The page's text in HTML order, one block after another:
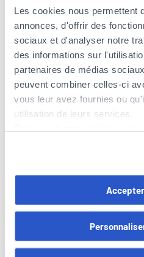
Les cookies nous permettent
annonces, d'offrir des
sociaux et d'analyser notre
des informations sur
partenaires de médias
peuvent combiner celles-ci
vous leur avez fournies ou
utilisation de leurs services.
Vous avez la possibilité de
moment en cliquant sur le
Certains de ces cookies sont
Insurance agents near
Esch-sur-Alzette
Insurance agents in the
Insurance agents in the
Insurance agents in the
Insurance agents in the